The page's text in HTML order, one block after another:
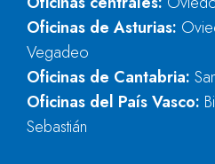
Oficinas de Asturias:
Vegadeo
Oficinas de Cantabria:
Oficinas del País Vasco:
Sebastián